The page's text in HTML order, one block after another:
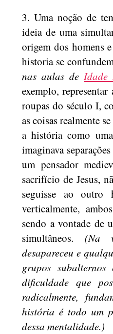
3. Uma noção de
ideia de uma
origem dos homens
historia se
nas aulas deIdade
exemplo,
roupas do século I,
as coisas realmente
a história como
imaginava
um pensador
sacrifício de Jesus,
seguisse ao outro
verticalmente,
sendo a vontade de
simultâneos. (Na
desapareceu e
grupos
dificuldade que
radicalmente,
história é todo um
dessa mentalidade.)